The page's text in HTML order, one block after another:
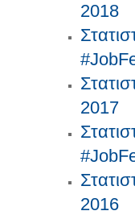
2018
2017
2016